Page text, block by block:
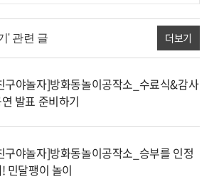
' 관련 글 더보기
구야놀자]방화동놀이공작소_수료식&감사
발표 준비하기
구야놀자]방화동놀이공작소_승부를 인정
민달팽이 놀이